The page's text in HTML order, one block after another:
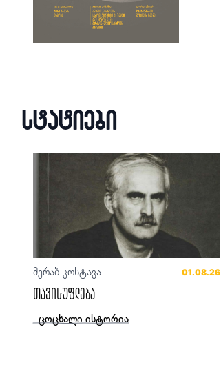
სტატიები
მერაბ კოსტავა 01.08.26
თავისუფლება
ცოცხალი ისტორია